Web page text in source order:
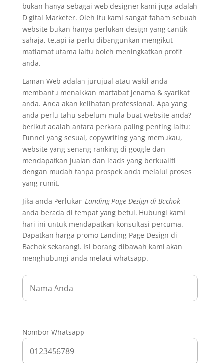
bukan hanya sebagai web designer kami juga adalah
Digital Marketer. Oleh itu kami sangat faham sebuah
website bukan hanya perlukan design yang cantik
sahaja, tetapi ia perlu dibangunkan mengikut
matlamat utama iaitu boleh meningkatkan profit
anda.
Laman Web adalah jurujual atau wakil anda
membantu menaikkan martabat jenama & syarikat
anda. Anda akan kelihatan professional. Apa yang
anda perlu tahu sebelum mula buat website anda?
berikut adalah antara perkara paling penting iaitu:
Funnel yang sesuai, copywriting yang memukau,
website yang senang ranking di google dan
mendapatkan jualan dan leads yang berkualiti
dengan mudah tanpa prospek anda melalui proses
yang rumit.
Jika anda Perlukan Landing Page Design di Bachok
anda berada di tempat yang betul. Hubungi kami
hari ini untuk mendapatkan konsultasi percuma.
Dapatkan harga promo Landing Page Design di
Bachok sekarang!. Isi borang dibawah kami akan
menghubungi anda melaui whatsapp.
Nombor Whatsapp